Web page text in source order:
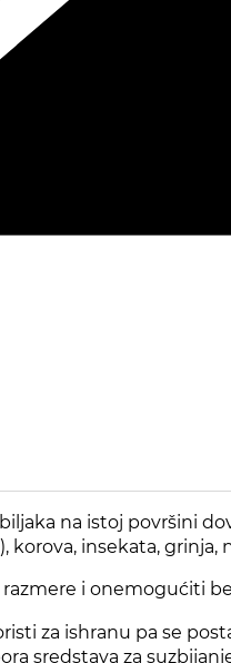
na istoj površini
korova, insekata, grinja,
razmere i onemogućiti
za ishranu pa se
sredstava za